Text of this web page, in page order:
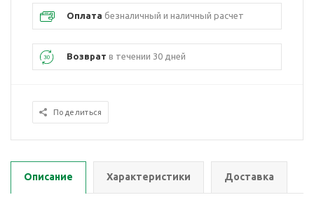
Оплата безналичный и наличный расчет
Возврат в течении 30 дней
Поделиться
Описание Характеристики Доставка